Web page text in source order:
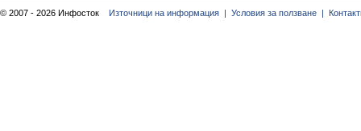
© 2007 - 2026 Инфосток Източници на информация | Условия за ползване |